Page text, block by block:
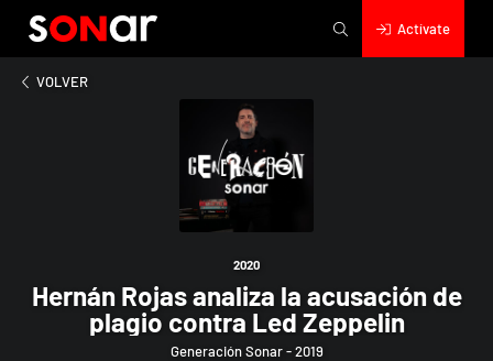
Actívate
VOLVER
2020
Hernán Rojas analiza la acusación de
plagio contra Led Zeppelin
Generación Sonar - 2019
2020
analiza la acusación de plagio contra Led Zeppelin